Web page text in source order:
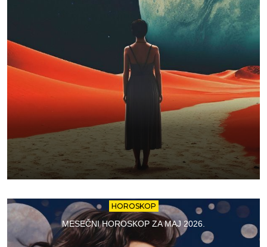
HOROSKOP
MESEČNI HOROSKOP ZA MAJ 2026.